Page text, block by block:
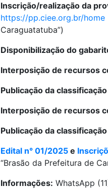
Inscrição/realização da
https://pp.ciee.org.br/home
Caraguatatuba”)
Disponibilização do
Interposição de recursos
Publicação da
Interposição de recursos
Publicação da
Edital n° 01/2025 e
“Brasão da Prefeitura de
Informações: WhatsApp